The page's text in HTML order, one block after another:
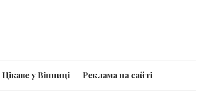
Цікаве у Вінниці Реклама на сайті